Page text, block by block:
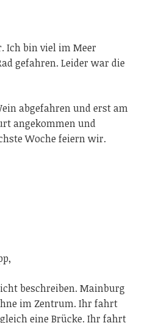
Ich bin viel im Meer
gefahren. Leider war die
abgefahren und erst am
angekommen und
Woche feiern wir.
beschreiben. Mainburg
im Zentrum. Ihr fahrt
eine Brücke. Ihr fahrt